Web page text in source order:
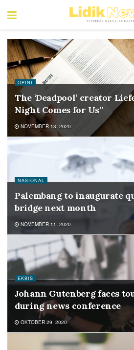
OPINI
The ‘Deadpool’ creator
Night Comes for Us”
NOVEMBER 13, 2020
NASIONAL
Palembang to inaugurate
bridge next month
NOVEMBER 11, 2020
EKBIS
Johann Gutenberg faces
during news conference
OKTOBER 29, 2020